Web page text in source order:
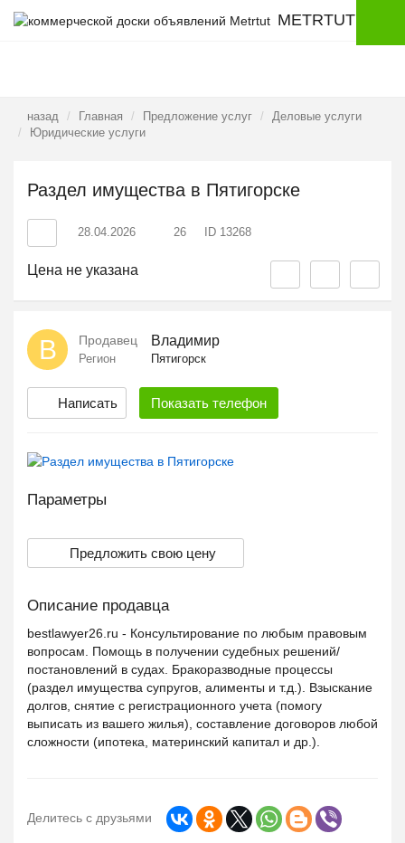
METRTUT
назад Главная Предложение услуг
Деловые услуги
Юридические услуги
Раздел имущества в Пятигорске
28.04.2026 26 ID 13268
Цена не указана
В Продавец Владимир
Регион Пятигорск
Написать Показать телефон
Параметры
Предложить свою цену
Описание продавца
bestlawyer26.ru - Консультирование по любым правовым
вопросам. Помощь в получении судебных решений/
постановлений в судах. Бракоразводные процессы
(раздел имущества супругов, алименты и т.д.). Взыскание
долгов, снятие с регистрационного учета (помогу
выписать из вашего жилья), составление договоров любой
сложности (ипотека, материнский капитал и др.).
Делитесь с друзьями